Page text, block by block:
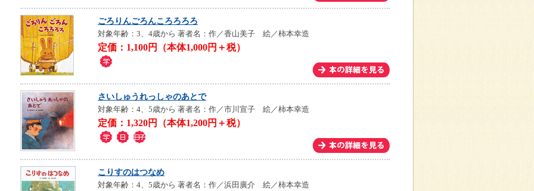
ごろりんごろんころろろろ
対象年齢：3、4歳から 著者名：作／香山美子 絵／柿本幸造
定価：1,100円（本体1,000円＋税）
さいしゅうれっしゃのあとで
対象年齢：4、5歳から 著者名：作／市川宣子 絵／柿本幸造
定価：1,320円（本体1,200円＋税）
こりすのはつなめ
対象年齢：4、5歳から 著者名：作／浜田廣介 絵／柿本幸造